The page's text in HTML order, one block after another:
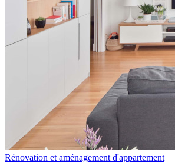
Rénovation et aménagement d'appartement